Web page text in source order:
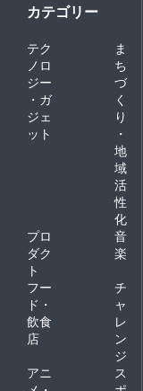
カテゴリー
テク
ノロ
ジー
・ガ
ジェ
ット
ま
ち
づ
く
り
・
地
域
活
性
化
プロ
ダク
ト
音
楽
フー
ド・
飲食
店
チ
ャ
レ
ン
ジ
アニ
ス